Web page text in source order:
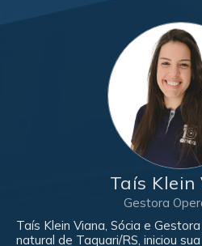
Taís Klein
Gestora
Taís Klein Viana, Sócia e
natural de Taquari/RS, iniciou